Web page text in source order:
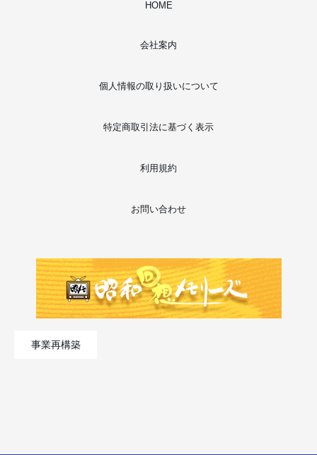
HOME
会社案内
個人情報の取り扱いについて
特定商取引法に基づく表示
利用規約
お問い合わせ
事業再構築